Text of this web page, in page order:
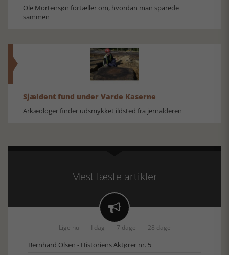
Ole Mortensøn fortæller om, hvordan man sparede
sammen
Sjældent fund under Varde Kaserne
Arkæologer finder udsmykket ildsted fra jernalderen
Mest læste artikler

Lige nu I dag 7 dage 28 dage
Bernhard Olsen - Historiens Aktører nr. 5